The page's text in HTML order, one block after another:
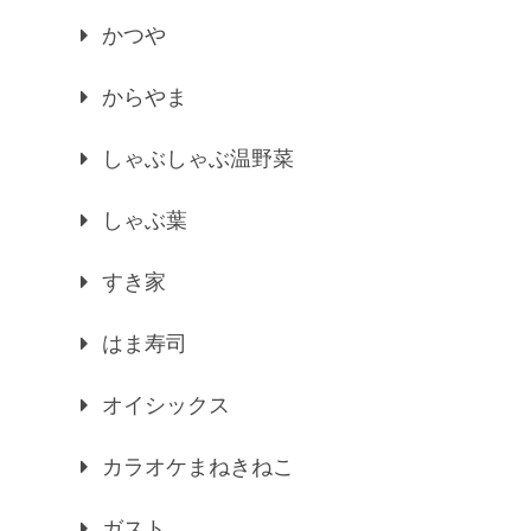
かつや
からやま
しゃぶしゃぶ温野菜
しゃぶ葉
すき家
はま寿司
オイシックス
カラオケまねきねこ